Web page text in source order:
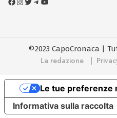
©2023 CapoCronaca |
La redazione
Informativa sulla raccolta
Le tue preferenze